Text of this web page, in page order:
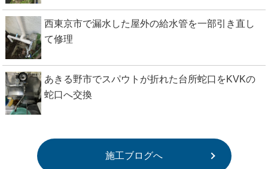
西東京市で漏水した屋外の給水管を一部引き直し
て修理
あきる野市でスパウトが折れた台所蛇口をKVKの
蛇口へ交換
施工ブログへ